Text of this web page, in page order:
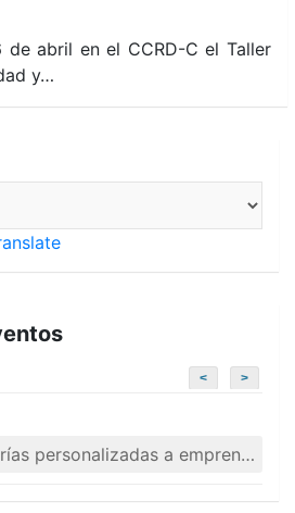
de abril en el CCRD-C el Taller
y…
< >
personalizadas a emprendedores